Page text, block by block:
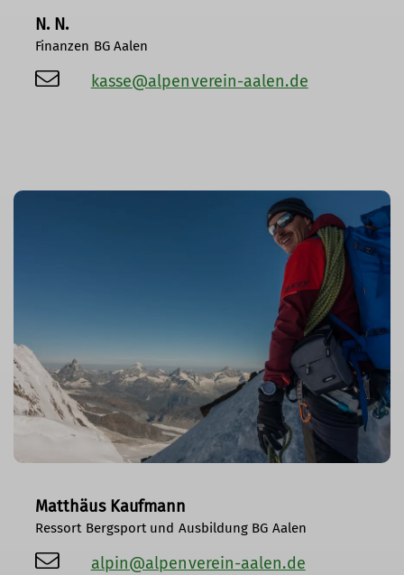
N. N.
Finanzen BG Aalen
kasse@alpenverein-aalen.de
Matthäus Kaufmann
Ressort Bergsport und Ausbildung BG Aalen
alpin@alpenverein-aalen.de